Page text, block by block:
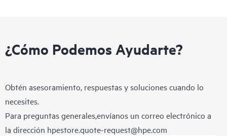
¿Cómo Podemos Ayudarte?
Obtén asesoramiento, respuestas y soluciones cuando lo
necesites.
Para preguntas generales,envíanos un correo electrónico a
la dirección hpestore.quote-request@hpe.com